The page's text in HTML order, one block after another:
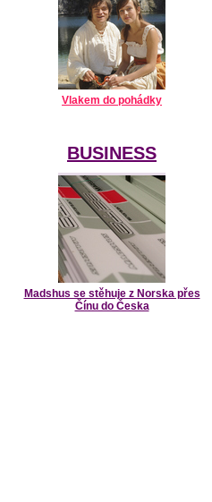
Vlakem do pohádky
BUSINESS
Madshus se stěhuje z Norska přes
Čínu do Česka